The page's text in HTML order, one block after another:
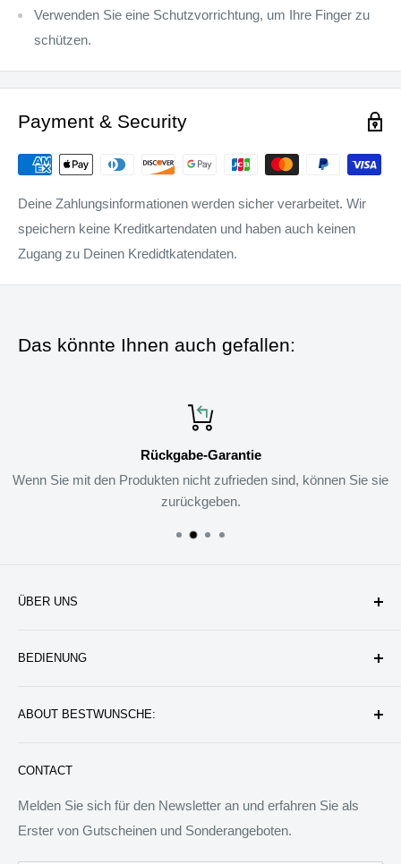
Verwenden Sie eine Schutzvorrichtung, um Ihre Finger zu
schützen.
Payment & Security
Deine Zahlungsinformationen werden sicher verarbeitet. Wir
speichern keine Kreditkartendaten und haben auch keinen
Zugang zu Deinen Kredidtkatendaten.
Das könnte Ihnen auch gefallen:
Rückgabe-Garantie
Wenn Sie mit den Produkten nicht zufrieden sind, können Sie sie
zurückgeben.
ÜBER UNS
Datenschutzerklärung
Service & Verpflichtung
BEDIENUNG
Versand & Bearbeitung
CONTACT
Melden Sie sich für den Newsletter an und erfahren Sie als
Erster von Gutscheinen und Sonderangeboten.
ABOUT BESTWUNSCHE:
finden, die das Leben besser machen können. Wir werden
allen Menschen auf der Welt besondere Dinge anbieten.
Wir sind bereit, jedem zu helfen, ein ideales Tagebuch zu